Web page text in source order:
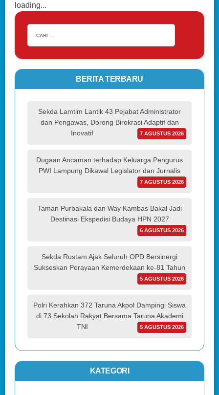
loading...
BERITA TERBARU
Sekda Lamtim Lantik 43 Pejabat Administrator
dan Pengawas, Dorong Birokrasi Adaptif dan
Inovatif
7 AGUSTUS 2026
Dugaan Ancaman terhadap Keluarga Pengurus
PWI Lampung Dikawal Legislator dan Jurnalis
7 AGUSTUS 2026
Taman Purbakala dan Way Kambas Bakal Jadi
Destinasi Ekspedisi Budaya HPN 2027
6 AGUSTUS 2026
Sekda Rustam Ajak Seluruh OPD Bersinergi
Sukseskan Perayaan Kemerdekaan ke-81 Tahun
5 AGUSTUS 2026
Polri Kerahkan 372 Taruna Akpol Dampingi Siswa
di 73 Sekolah Rakyat Bersama Taruna Akademi
TNI
5 AGUSTUS 2026
KATEGORI